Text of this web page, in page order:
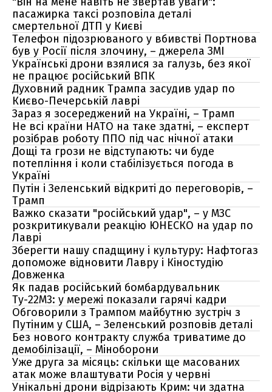
пасажирка таксі розповіла деталі
смертельної ДТП у Києві
Телефон підозрюваного у вбивстві Портнова
був у Росії після злочину, – джерела ЗМІ
Українські дрони взялися за галузь, без якої
не працює російський ВПК
Духовний радник Трампа засудив удар по
Києво-Печерській лаврі
Зараз я зосереджений на Україні, – Трамп
Не всі країни НАТО на таке здатні, – експерт
розібрав роботу ППО під час нічної атаки
Дощі та грози не відступають: чи буде
потепління і коли стабілізується погода в
Україні
Путін і Зеленський відкриті до переговорів, –
Трамп
Важко сказати "російський удар", – у МЗС
розкритикували реакцію ЮНЕСКО на удар по
Лаврі
Зберегти нашу спадщину і культуру: Нафтогаз
допоможе відновити Лавру і Кіностудію
Довженка
Як падав російський бомбардувальник
Ту-22М3: у мережі показали гарячі кадри
Обговорили з Трампом майбутню зустріч з
Путіним у США, – Зеленський розповів деталі
Без нового контракту служба триватиме до
демобілізації, – Міноборони
Уже друга за місяць: скільки ще масованих
атак може влаштувати Росія у червні
Унікальні дрони відрізають Крим: чи здатна